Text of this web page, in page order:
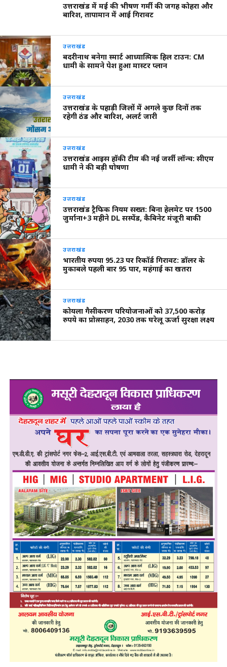
उत्तराखंड में मई की भीषण गर्मी की जगह कोहरा और
बारिश, तापामान में आई गिरावट
उत्तराखंड
बदरीनाथ बनेगा स्मार्ट आध्यात्मिक हिल टाउन: CM
धामी के सामने पेश हुआ मास्टर प्लान
उत्तराखंड
उत्तराखंड के पहाड़ी जिलों में अगले कुछ दिनों तक
रहेगी ठंड और बारिश, अलर्ट जारी
उत्तराखंड
उत्तराखंड आइस हॉकी टीम की नई जर्सी लॉन्च: सीएम
धामी ने की बड़ी घोषणा
उत्तराखंड
उत्तराखंड ट्रैफिक नियम सख्त: बिना हेलमेट पर 1500
जुर्माना+3 महीने DL सस्पेंड, कैबिनेट मंजूरी बाकी
उत्तराखंड
भारतीय रुपया 95.23 पर रिकॉर्ड गिरावट: डॉलर के
मुकाबले पहली बार 95 पार, महंगाई का खतरा
उत्तराखंड
कोयला गैसीकरण परियोजनाओं को 37,500 करोड़
रुपये का प्रोत्साहन, 2030 तक घरेलू ऊर्जा सुरक्षा लक्ष्य